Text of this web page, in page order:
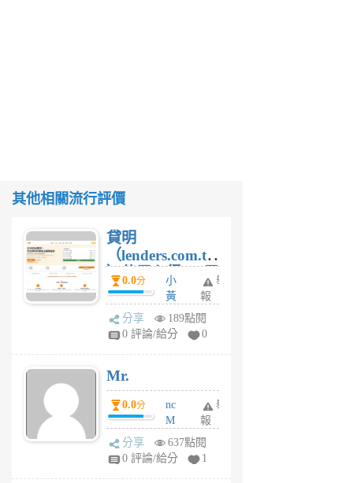
其他相關流行評價
貸明
（lenders.com.tw
）使用心得 — 民
間貸款比較平台
體驗
0.0分
小
黃
蜂
4
舉
報
分享
189點閱
0 評論/給分
0
Mr.
0.0分
nc
M
U
F
舉
報
分享
637點閱
0 評論/給分
1